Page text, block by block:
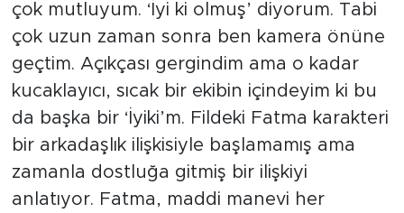
çok mutluyum. ‘İyi ki olmuş’ diyorum. Tabi
çok uzun zaman sonra ben kamera önüne
geçtim. Açıkçası gergindim ama o kadar
kucaklayıcı, sıcak bir ekibin içindeyim ki bu
da başka bir ‘İyiki’m. Fildeki Fatma karakteri
bir arkadaşlık ilişkisiyle başlamamış ama
zamanla dostluğa gitmiş bir ilişkiyi
anlatıyor. Fatma, maddi manevi her